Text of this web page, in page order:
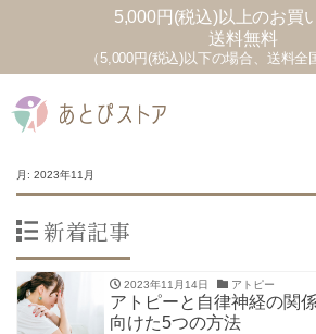
5,000円(税込)以上のお買
送料無料
（5,000円(税込)以下の場合、送料全
月: 2023年11月
新着記事
2023年11月14日 アトピー
アトピーと自律神経の関
向けた5つの方法